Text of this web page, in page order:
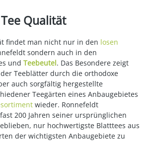
Qualität
findet man nicht nur in den losen
sondern auch in den
und Teebeutel. Das Besondere zeigt
Teeblätter durch die orthodoxe
auch sorgfältig hergestellte
Teegärten eines Anbaugebietes
wieder. Ronnefeldt
200 Jahren seiner ursprünglichen
nur hochwertigste Blatttees aus
der wichtigsten Anbaugebiete zu